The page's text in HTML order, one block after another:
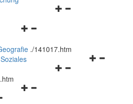
Navigationsmenü
Navigationsmenü
und
schließen
./141017.htm
Navigationsmenü
Navigationsmenü